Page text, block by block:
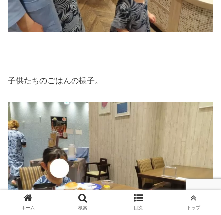
子供たちのごはんの様子。
ホーム 検索 目次 トップ